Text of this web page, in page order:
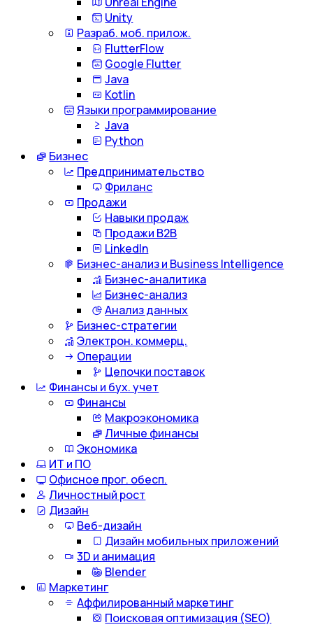
Unity
Разраб. моб. прилож.
FlutterFlow
Google Flutter
Java
Kotlin
Языки программирование
Java
Python
Бизнес
Предпринимательство
Фриланс
Продажи
Навыки продаж
Продажи B2B
LinkedIn
Бизнес-анализ и Business Intelligence
Бизнес-аналитика
Бизнес-анализ
Анализ данных
Бизнес-стратегии
Электрон. коммерц.
Операции
Цепочки поставок
Финансы и бух. учет
Финансы
Макроэкономика
Личные финансы
Экономика
ИТ и ПО
Офисное прог. обесп.
Личностный рост
Дизайн
Веб-дизайн
Дизайн мобильных приложений
3D и анимация
Blender
Маркетинг
Аффилированный маркетинг
Поисковая оптимизация (SEO)